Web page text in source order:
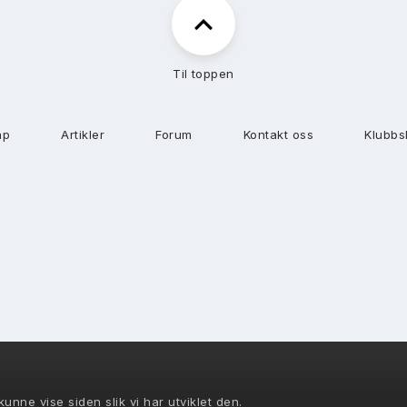
Til toppen
Artikler Forum Kontakt oss
vise siden slik vi har utviklet den.